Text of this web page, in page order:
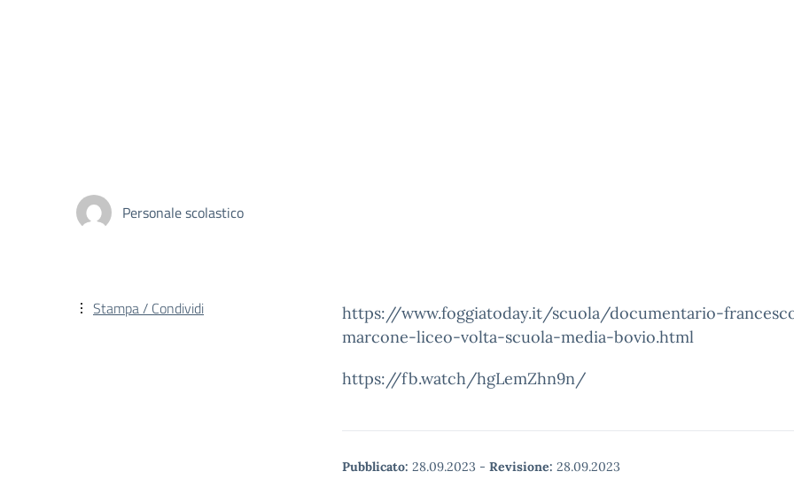
Personale scolastico
https://www.foggiatoday.it/scuola/documentario-
marcone-liceo-volta-scuola-media-bovio.html
https://fb.watch/hgLemZhn9n/
Pubblicato: 28.09.2023 - Revisione: 28.09.2023
Stampa / Condividi